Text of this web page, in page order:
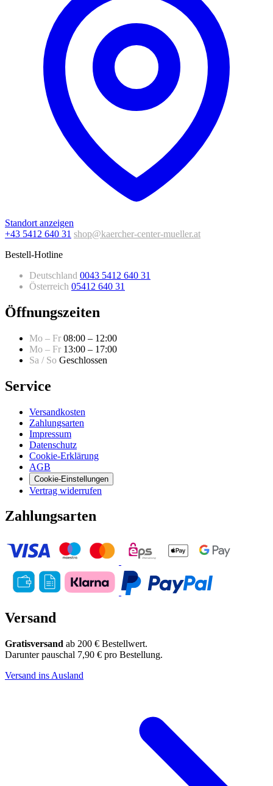
Standort anzeigen
+43 5412 640 31 shop@kaercher-center-mueller.at
Bestell-Hotline
Deutschland 0043 5412 640 31
Österreich 05412 640 31
Öffnungszeiten
Mo – Fr 08:00 – 12:00
Mo – Fr 13:00 – 17:00
Sa / So Geschlossen
Service
Versandkosten
Zahlungsarten
Impressum
Datenschutz
Cookie-Erklärung
AGB
Cookie-Einstellungen
Vertrag widerrufen
Zahlungsarten
Versand
Gratisversand ab 200 € Bestellwert.
Darunter pauschal 7,90 € pro Bestellung.
Versand ins Ausland